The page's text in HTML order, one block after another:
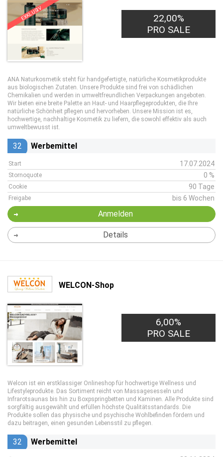
EXKLUSIV
22,00%
PRO SALE
ANA Naturkosmetik steht für handgefertigte, natürliche Kosmetikprodukte
aus biologischen Zutaten. Unsere Produkte sind frei von schädlichen
Chemikalien und werden in umweltfreundlichen Verpackungen angeboten.
Wir bieten eine breite Palette an Haut- und Haarpflegeprodukten, die Ihre
natürliche Schönheit pflegen und hervorheben. Unsere Mission ist es,
hochwertige, nachhaltige Kosmetik zu liefern, die sowohl effektiv als auch
umweltbewusst ist.
32 Werbemittel
Start 17.07.2024
Stornoquote 0 %
Cookie 90 Tage
Freigabe bis 6 Wochen
Anmelden
Details
WELCON-Shop
6,00%
PRO SALE
Welcon ist ein erstklassiger Onlineshop für hochwertige Wellness und
Lifestyleprodukte. Das Sortiment reicht von Massagesesseln und
Infrarotsaunas bis hin zu Boxpspringbetten und Kaminen. Alle Produkte sind
sorgfältig ausgewählt und erfüllen höchste Qualitätsstandards. Die
Produkte sollen das physische und psychische Wohlbefinden fördern und
dazu beitragen, einen gesunden Lebensstil zu pflegen.
32 Werbemittel